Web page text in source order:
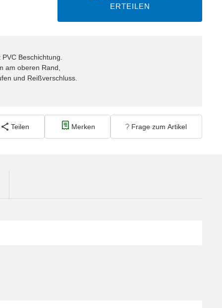
ERTEILEN
Beschichtung.
am oberen Rand,
und Reißverschluss.
Teilen Merken Frage zum Artikel